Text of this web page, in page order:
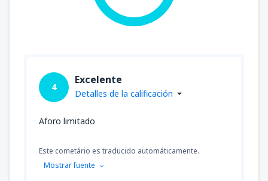
4
Excelente
Detalles de la calificación
Aforo limitado
Este cometário es traducido automáticamente.
Mostrar fuente